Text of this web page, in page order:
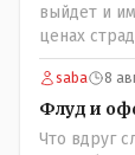
выйдет и
ценах
проблема.
покупайте
вкусней
saba 8
Флуд и
Что вдруг